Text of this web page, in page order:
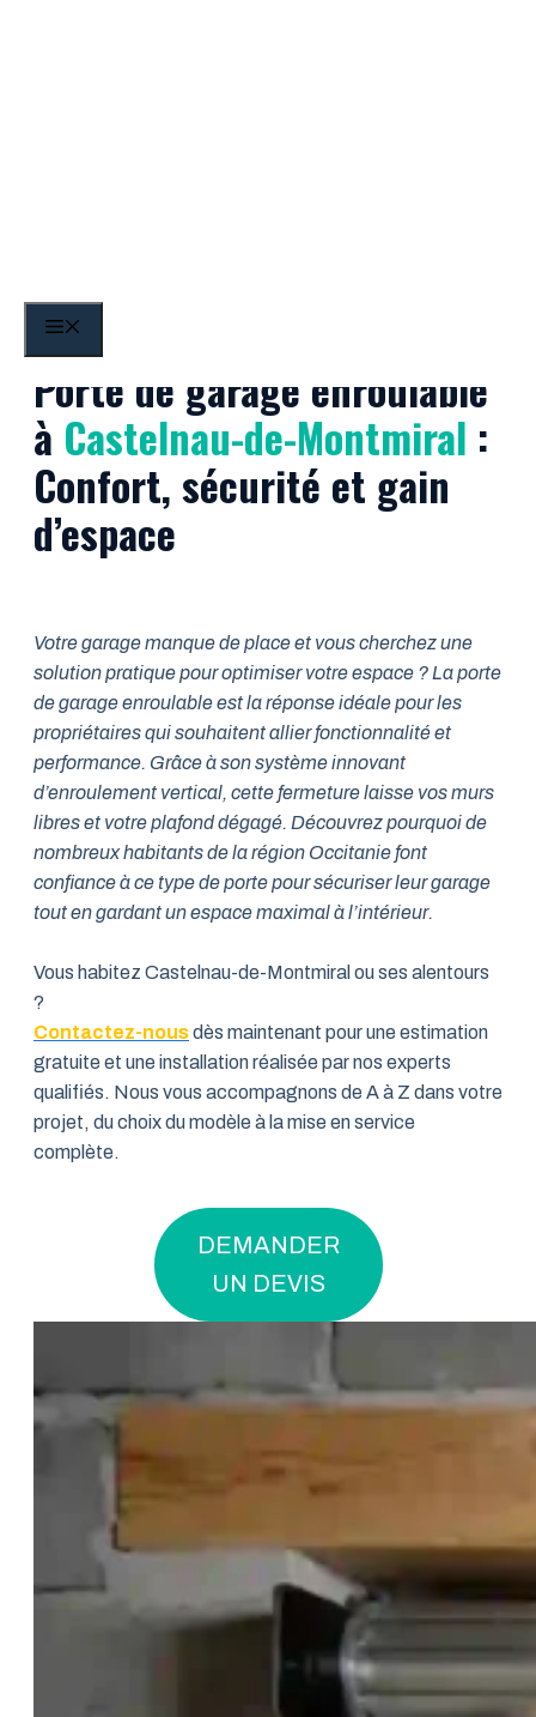
Porte de garage enroulable
à Castelnau-de-Montmiral :
Confort, sécurité et gain
d’espace
Votre garage manque de place et vous cherchez une
solution pratique pour optimiser votre espace ? La porte
de garage enroulable est la réponse idéale pour les
propriétaires qui souhaitent allier fonctionnalité et
performance. Grâce à son système innovant
d’enroulement vertical, cette fermeture laisse vos murs
libres et votre plafond dégagé. Découvrez pourquoi de
nombreux habitants de la région Occitanie font
confiance à ce type de porte pour sécuriser leur garage
tout en gardant un espace maximal à l’intérieur.
Vous habitez Castelnau-de-Montmiral ou ses alentours
?
Contactez-nousdès maintenant pour une estimation
gratuite et une installation réalisée par nos experts
qualifiés. Nous vous accompagnons de A à Z dans votre
projet, du choix du modèle à la mise en service
complète.
DEMANDER
UN DEVIS